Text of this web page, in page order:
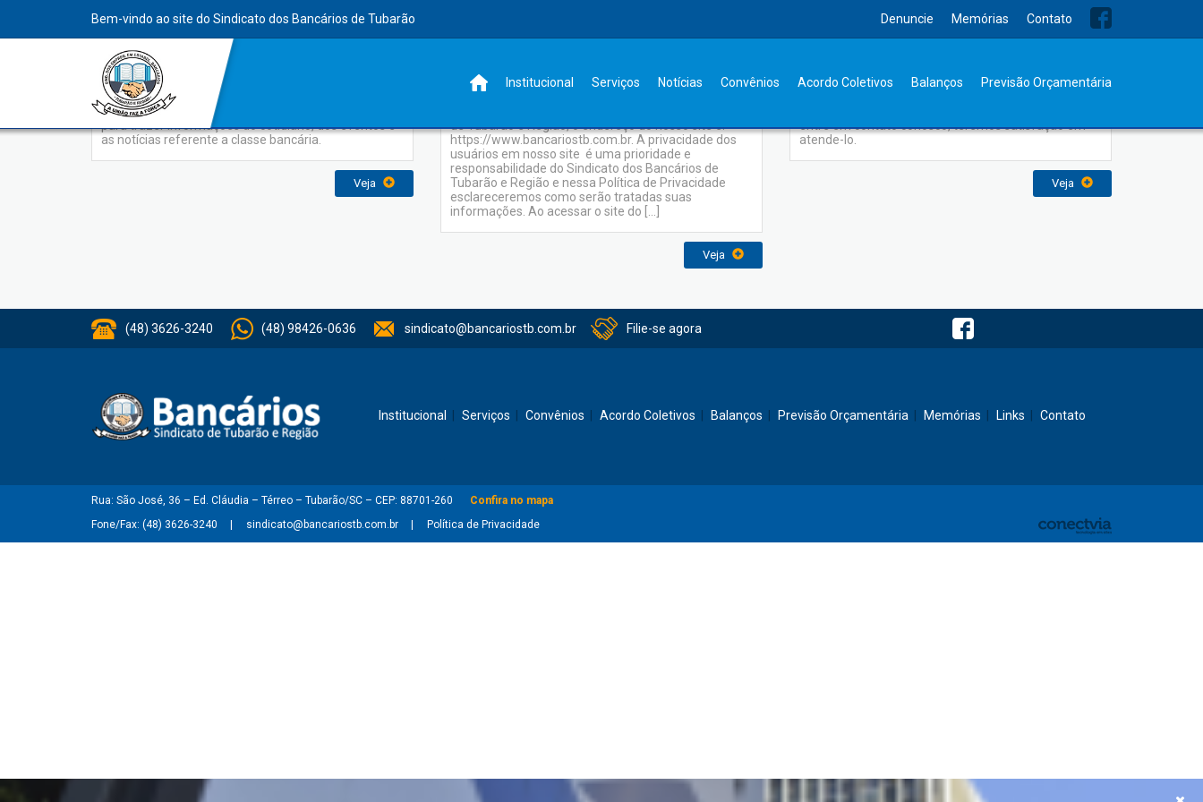
Bem-vindo ao site do Sindicato dos Bancários de Tubarão Denuncie Memórias Contato
Institucional Serviços Notícias Convênios Acordo Coletivos Balanços Previsão Orçamentária
Jornal Sindicato
O Jornal do Sindicato dos Bancários foi elaborado
para trazer informações do cotidiano, dos eventos e
as notícias referente a classe bancária.
Veja
Política de Privacidade
de Tubarão e Região, o endereço do nosso site é:
https://www.bancariostb.com.br. A privacidade dos
usuários em nosso site é uma prioridade e
responsabilidade do Sindicato dos Bancários de
Tubarão e Região e nessa Política de Privacidade
esclareceremos como serão tratadas suas
informações. Ao acessar o site do […]
Veja
entre em contato conosco, teremos satisfação em
atende-lo.
Veja
(48) 3626-3240 (48) 98426-0636 sindicato@bancariostb.com.br Filie-se agora
Institucional Serviços Convênios Acordo Coletivos Balanços Previsão Orçamentária Memórias Links Contato
Rua: São José, 36 – Ed. Cláudia – Térreo – Tubarão/SC – CEP: 88701-260
Confira no mapa
Fone/Fax: (48) 3626-3240
sindicato@bancariostb.com.br Política de Privacidade